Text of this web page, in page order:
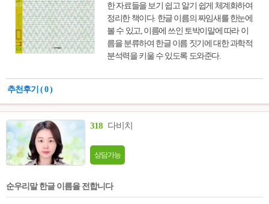
한 자료들을 보기 쉽고 알기 쉽게 체계화하여
정리한 책이다. 한글 이름의 짜임새를 한눈에
볼 수 있고, 이름에 쓰인 토박이말에 따라 이
름을 분류하여 한글 이름 짓기에 대한 과학적
분석력을 키울 수 있도록 도와준다.
추천후기 ( 0 )
318 다비치
상담가능
순우리말 한글 이름을 전합니다